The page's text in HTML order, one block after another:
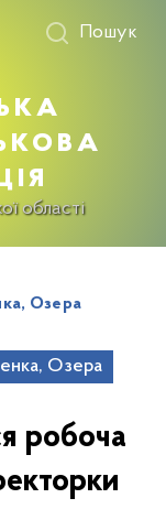
області
Пошук
Озера
Озера
робоча